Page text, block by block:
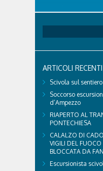
territorio dolomitico.
struttura parte di
delegazioni e
per:
ARTICOLI RECENTI
Scivola sul
Soccorso
d’Ampezzo
RIAPERTO AL
PONTECHIESA
CALALZO DI
VIGILI DEL
BLOCCATA DA
Escursionista